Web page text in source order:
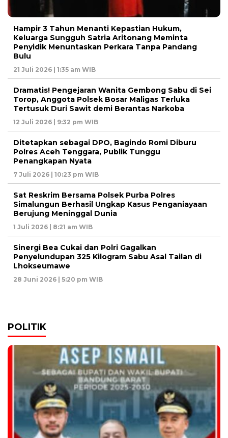
Hampir 3 Tahun Menanti Kepastian Hukum,
Keluarga Sungguh Satria Aritonang Meminta
Penyidik Menuntaskan Perkara Tanpa Pandang
Bulu
21 Juli 2026 | 1:35 am WIB
Dramatis! Pengejaran Wanita Gembong Sabu di Sei
Torop, Anggota Polsek Bosar Maligas Terluka
Tertusuk Duri Sawit demi Berantas Narkoba
12 Juli 2026 | 9:32 pm WIB
Ditetapkan sebagai DPO, Bagindo Romi Diburu
Polres Aceh Tenggara, Publik Tunggu
Penangkapan Nyata
7 Juli 2026 | 10:23 pm WIB
Sat Reskrim Bersama Polsek Purba Polres
Simalungun Berhasil Ungkap Kasus Penganiayaan
Berujung Meninggal Dunia
1 Juli 2026 | 8:21 am WIB
Sinergi Bea Cukai dan Polri Gagalkan
Penyelundupan 325 Kilogram Sabu Asal Tailan di
Lhokseumawe
28 Juni 2026 | 5:20 pm WIB
POLITIK